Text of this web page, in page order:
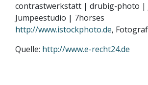
contrastwerkstatt | drubig-photo |
Jumpeestudio | 7horses
http://www.istockphoto.de,
Quelle: http://www.e-recht24.de